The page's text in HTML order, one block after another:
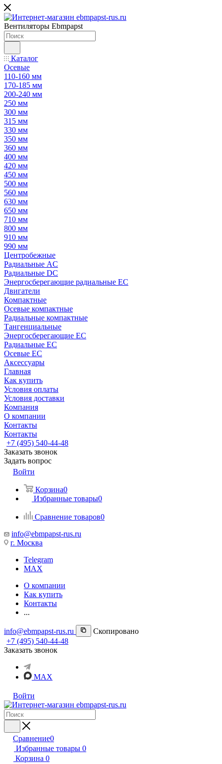
Вентиляторы Ebmpapst
Каталог
Осевые
110-160 мм
170-185 мм
200-240 мм
250 мм
300 мм
315 мм
330 мм
350 мм
360 мм
400 мм
420 мм
450 мм
500 мм
560 мм
630 мм
650 мм
710 мм
800 мм
910 мм
990 мм
Центробежные
Радиальные AC
Радиальные DC
Энергосберегающие радиальные EC
Двигатели
Компактные
Осевые компактные
Радиальные компактные
Тангенциальные
Энергосберегающие EC
Радиальные EC
Осевые EC
Аксессуары
Главная
Как купить
Условия оплаты
Условия доставки
Компания
О компании
Контакты
Контакты
+7 (495) 540-44-48
Заказать звонок
Задать вопрос
Войти
Корзина0
Избранные товары0
Сравнение товаров0
info@ebmpapst-rus.ru
г. Москва
Telegram
MAX
О компании
Как купить
Контакты
...
info@ebmpapst-rus.ru
Скопировано
+7 (495) 540-44-48
Заказать звонок
MAX
Войти
Сравнение0
Избранные товары 0
Корзина 0